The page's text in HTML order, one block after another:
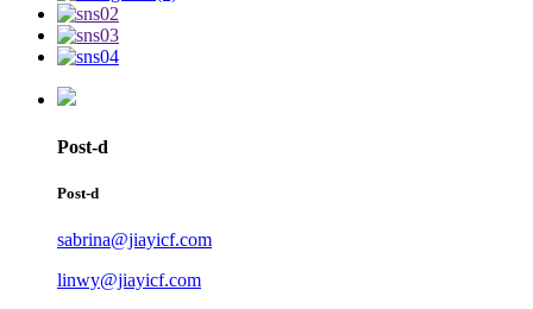
Post-d
Post-d
sabrina@jiayicf.com
linwy@jiayicf.com